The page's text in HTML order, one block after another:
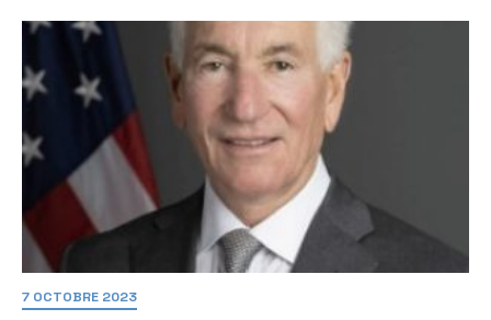
7 OCTOBRE 2023